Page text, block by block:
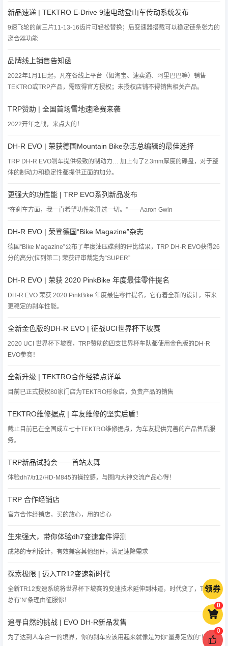
新品速递 | TEKTRO E-Drive 9速电动登山车传动系统发布
9速飞轮的前三片11-13-16齿片可轻松替换；后变速器搭载可以稳定链条张力的
离合器功能
品牌线上销售告知函
2022年1月1日起，凡在各线上平台（如淘宝、速卖通、阿里巴巴等）销售
TEKTRO或TRP产品，需取得官方授权；未授权店铺不得销售相关产品。
TRP赞助 | 全国首场雪地速降赛来袭
2022开年之战，来点大的！
DH-R EVO | 荣获德国Mountain Bike杂志总编辑的最佳选择
TRP DH-R EVO剎车提供极致的制动力… 加上有了2.3mm厚度的碟盘，对于整
体的制动力和稳定性都提供正面的加分。
更强大的功性能 | TRP EVO系列新品发布
“在刹车方面，我一直希望功性能胜过一切。”——Aaron Gwin
DH-R EVO | 荣登德国“Bike Magazine”杂志
德国“Bike Magazine”公布了年度油压碟刹的评比结果，TRP DH-R EVO获得26
分的高分(位列第二) 荣获评审裁定为“SUPER”
DH-R EVO | 荣获 2020 PinkBike 年度最佳零件提名
DH-R EVO 荣获 2020 PinkBike 年度最佳零件提名，它有着全新的设计，带来
更稳定的刹车性能。
全新金色版的DH-R EVO | 征战UCI世界杯下坡赛
2020 UCI 世界杯下坡赛，TRP赞助的四支世界杯车队都使用金色版的DH-R
EVO参赛！
全新升级 | TEKTRO合作经销点详单
目前已正式授权80家门店为TEKTRO形象店，负责产品的销售
TEKTRO维修据点 | 车友维修的坚实后盾！
截止目前已在全国成立七十TEKTRO维修据点，为车友提供完善的产品售后服
务。
TRP新品试骑会——首站太舞
体验dh7/tr12/HD-M845的操控感，与圈内大神交流产品心得！
TRP 合作经销店
官方合作经销店，买的放心，用的省心
生来强大，带你体验dh7变速套件评测
成熟的专利设计，有效兼容其他组件，满足速降需求
探索极限 | 迈入TR12变速新时代
全新TR12变速系统将世界杯下坡赛的变速技术延伸到林道，时代变了，TR12
总有‘N’条理由征服你！
追寻自然的挑战 | EVO DH-R新品发售
为了达到人车合一的境界，你的刹车应该用起来就像是为你“量身定做的”！
领券

0

0